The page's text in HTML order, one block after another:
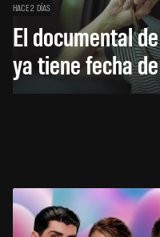
HACE 2 DÍAS
El documental
ya tiene fecha